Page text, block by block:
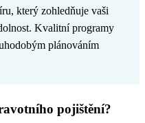
který zohledňuje vaši
Kvalitní programy
plánováním
pojištění?